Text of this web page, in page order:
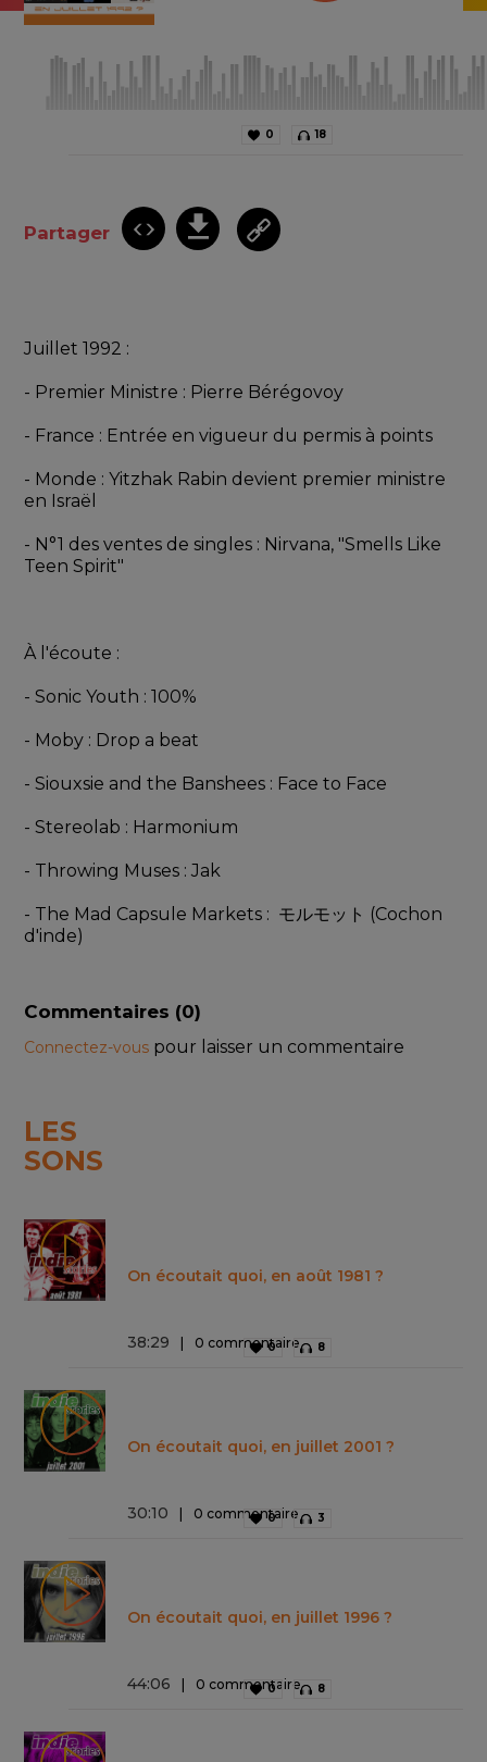
0 18
Partager
Juillet 1992 :
- Premier Ministre : Pierre Bérégovoy
- France : Entrée en vigueur du permis à points
- Monde : Yitzhak Rabin devient premier ministre
en Israël
- N°1 des ventes de singles : Nirvana, "Smells Like
Teen Spirit"
À l'écoute :
- Sonic Youth : 100%
- Moby : Drop a beat
- Siouxsie and the Banshees : Face to Face
- Stereolab : Harmonium
- Throwing Muses : Jak
- The Mad Capsule Markets :  モルモット (Cochon
d'inde)
Commentaires (0)
Connectez-vous pour laisser un commentaire
LES
SONS
On écoutait quoi, en août 1981 ?
38:29 0 commentaire
0 8
On écoutait quoi, en juillet 2001 ?
30:10 0 commentaire
0 3
On écoutait quoi, en juillet 1996 ?
44:06 0 commentaire
0 8